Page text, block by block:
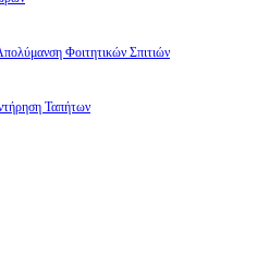
Φοιτητικών Σπιτιών
Ταπήτων